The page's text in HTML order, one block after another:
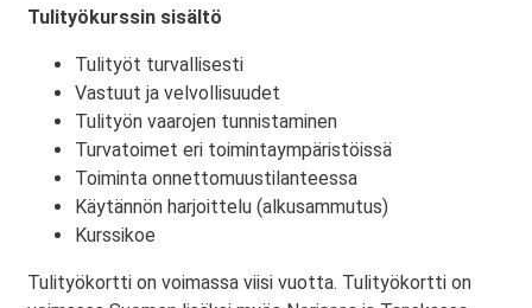
Tulityökurssin sisältö
Tulityöt turvallisesti
Vastuut ja velvollisuudet
Tulityön vaarojen tunnistaminen
Turvatoimet eri toimintaympäristöissä
Toiminta onnettomuustilanteessa
Käytännön harjoittelu (alkusammutus)
Kurssikoe
Tulityökortti on voimassa viisi vuotta. Tulityökortti on